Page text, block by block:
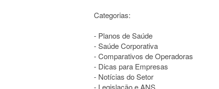
Categorias:
- Planos de Saúde
- Saúde Corporativa
- Comparativos de Operadoras
- Dicas para Empresas
- Notícias do Setor
- Legislação e ANS